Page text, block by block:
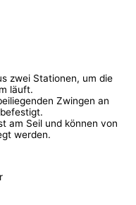
zwei Stationen, um die
läuft.
Zwingen an
am Seil und können von
werden.